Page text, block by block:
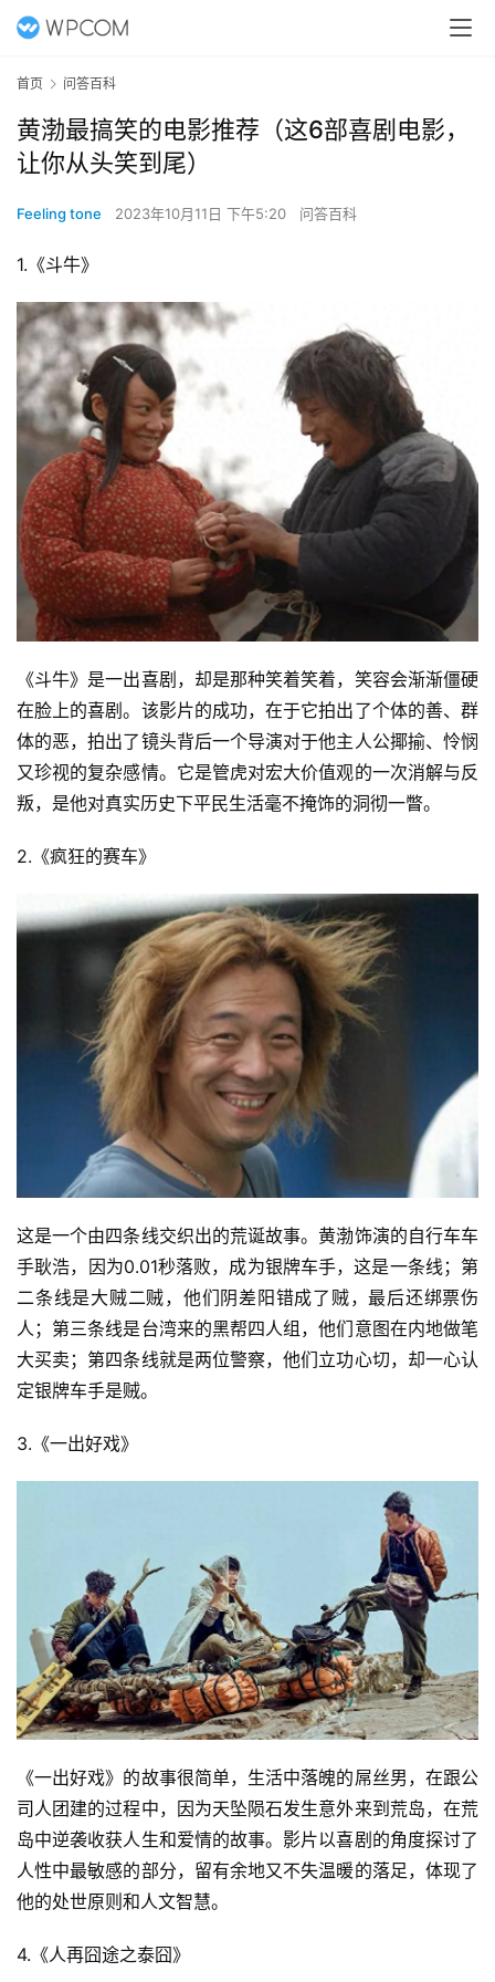
首页 问答百科
黄渤最搞笑的电影推荐（这6部喜剧电影，
让你从头笑到尾）
Feeling tone 2023年10月11日 下午5:20 问答百科
1.《斗牛》
《斗牛》是一出喜剧，却是那种笑着笑着，笑容会渐渐僵硬
在脸上的喜剧。该影片的成功，在于它拍出了个体的善、群
体的恶，拍出了镜头背后一个导演对于他主人公揶揄、怜悯
又珍视的复杂感情。它是管虎对宏大价值观的一次消解与反
叛，是他对真实历史下平民生活毫不掩饰的洞彻一瞥。
2.《疯狂的赛车》
这是一个由四条线交织出的荒诞故事。黄渤饰演的自行车车
手耿浩，因为0.01秒落败，成为银牌车手，这是一条线；第
二条线是大贼二贼，他们阴差阳错成了贼，最后还绑票伤
人；第三条线是台湾来的黑帮四人组，他们意图在内地做笔
大买卖；第四条线就是两位警察，他们立功心切，却一心认
定银牌车手是贼。
3.《一出好戏》
《一出好戏》的故事很简单，生活中落魄的屌丝男，在跟公
司人团建的过程中，因为天坠陨石发生意外来到荒岛，在荒
岛中逆袭收获人生和爱情的故事。影片以喜剧的角度探讨了
人性中最敏感的部分，留有余地又不失温暖的落足，体现了
他的处世原则和人文智慧。
4.《人再囧途之泰囧》